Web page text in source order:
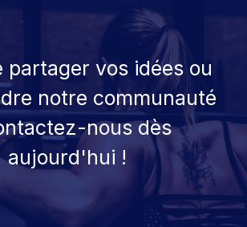
partager vos idées ou
notre communauté
nous dès
aujourd'hui !